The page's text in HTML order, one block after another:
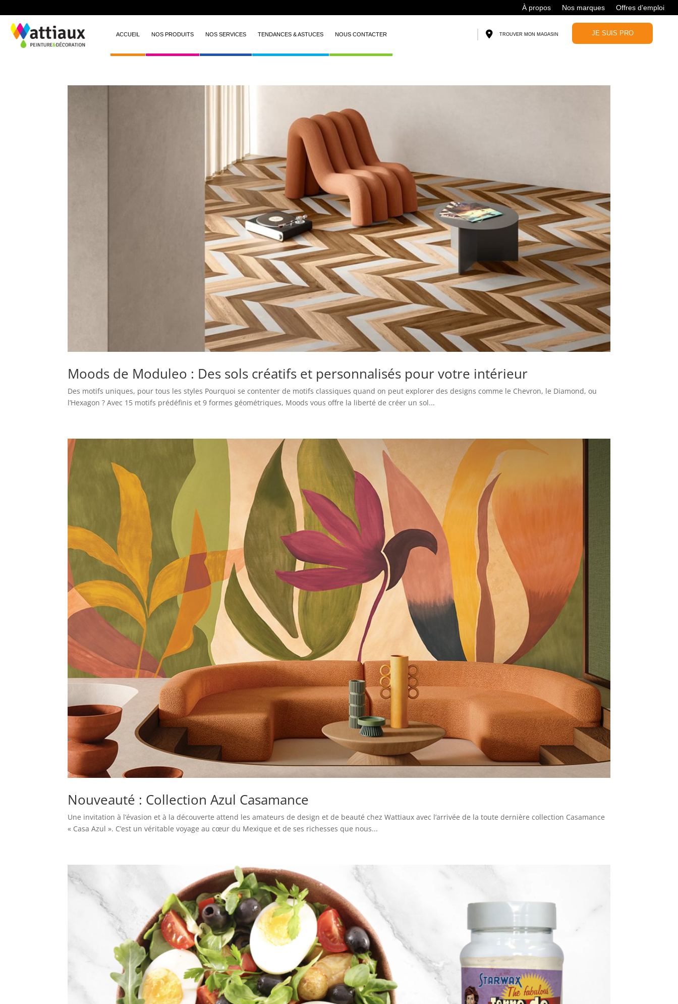
À propos Nos marques Offres d’emploi
ACCUEIL NOS PRODUITS NOS SERVICES TENDANCES & ASTUCES NOUS CONTACTER TROUVER MON MAGASIN JE SUIS PRO
Moods de Moduleo : Des sols créatifs et personnalisés pour votre intérieur
Des motifs uniques, pour tous les styles Pourquoi se contenter de motifs classiques quand on peut explorer des designs comme le Chevron, le Diamond, ou
l’Hexagon ? Avec 15 motifs prédéfinis et 9 formes géométriques, Moods vous offre la liberté de créer un sol...
Nouveauté : Collection Azul Casamance
Une invitation à l’évasion et à la découverte attend les amateurs de design et de beauté chez Wattiaux avec l’arrivée de la toute dernière collection Casamance
« Casa Azul ». C’est un véritable voyage au cœur du Mexique et de ses richesses que nous...